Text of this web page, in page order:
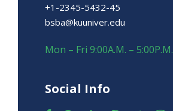
+1-2345-5432-45
bsba@kuuniver.edu
Mon – Fri 9:00A.M. – 5:00P.M.
Social Info